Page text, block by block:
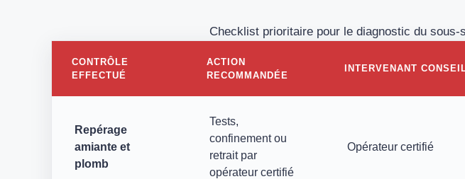
Checklist prioritaire pour le diagnostic du sous-
CONTRÔLE
EFFECTUÉ
ACTION
RECOMMANDÉE
INTERVENANT
Repérage
amiante et
plomb
Tests,
confinement ou
retrait par
opérateur certifié
Opérateur certifié